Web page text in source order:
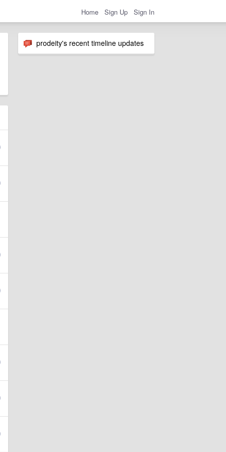
Home Sign Up Sign In
prodeity's recent timeline updates